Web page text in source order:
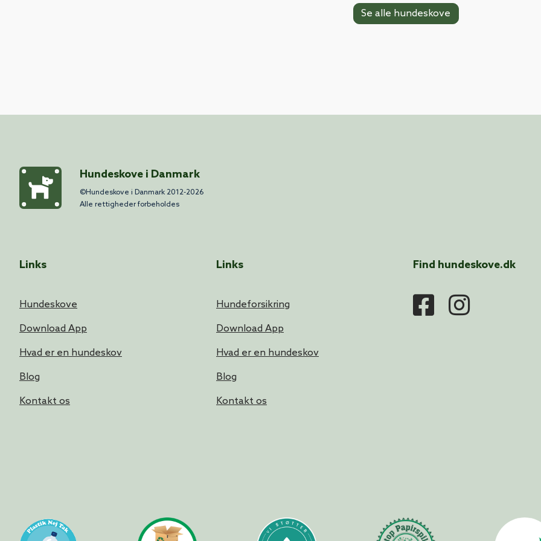
Se alle hundeskove
Hundeskove i Danmark
©Hundeskove i Danmark 2012-2026
Alle rettigheder forbeholdes
Links
Hundeskove
Download App
Hvad er en hundeskov
Blog
Kontakt os
Links
Hundeforsikring
Download App
Hvad er en hundeskov
Blog
Kontakt os
Find hundeskove.dk